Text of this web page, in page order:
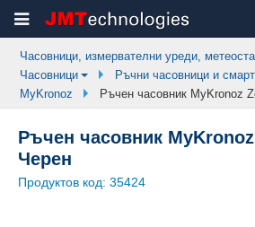
Часовници, измервателни уреди,
Часовници
Ръчни часовници и
MyKronoz
Ръчен часовник MyKronoz
Ръчен часовник
Черен
Продуктов код: 35424